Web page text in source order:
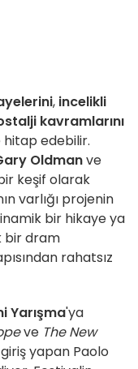
, incelikli
kavramlarını
edebilir.
Oldmanve
keşif olarak
varlığı projenin
bir hikaye ya
bir dram
rahatsız
Yarışma'ya
ve The New
yapan Paolo